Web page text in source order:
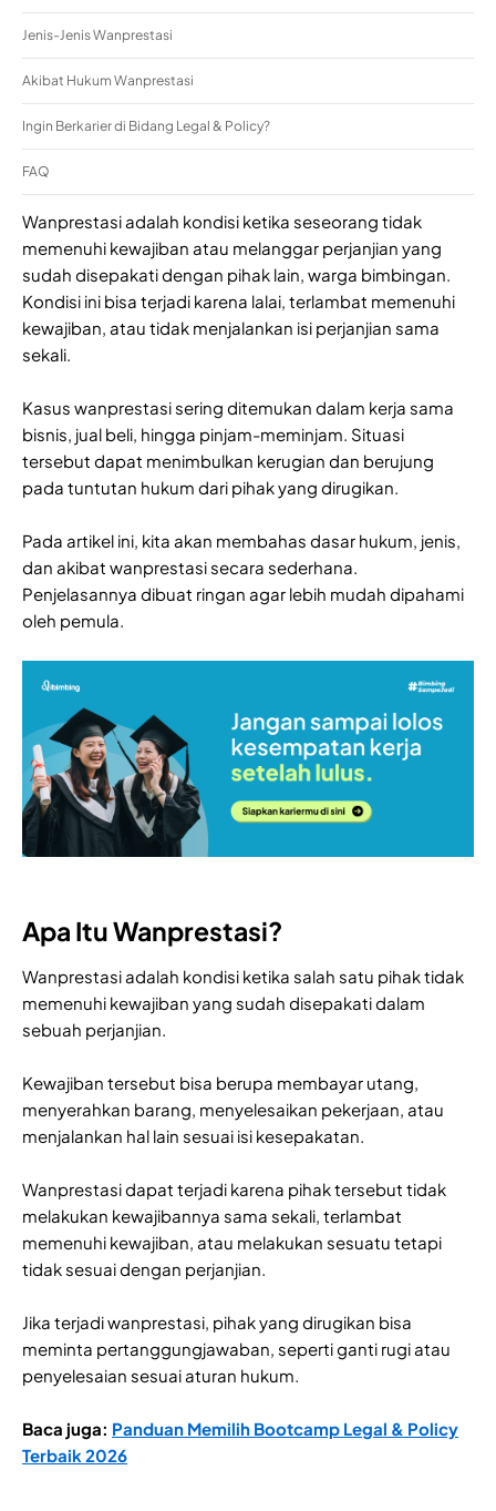
Jenis-Jenis Wanprestasi
Akibat Hukum Wanprestasi
Ingin Berkarier di Bidang Legal & Policy?
FAQ
Wanprestasi adalah kondisi ketika seseorang tidak
memenuhi kewajiban atau melanggar perjanjian yang
sudah disepakati dengan pihak lain, warga bimbingan.
Kondisi ini bisa terjadi karena lalai, terlambat memenuhi
kewajiban, atau tidak menjalankan isi perjanjian sama
sekali.
Kasus wanprestasi sering ditemukan dalam kerja sama
bisnis, jual beli, hingga pinjam-meminjam. Situasi
tersebut dapat menimbulkan kerugian dan berujung
pada tuntutan hukum dari pihak yang dirugikan.
Pada artikel ini, kita akan membahas dasar hukum, jenis,
dan akibat wanprestasi secara sederhana.
Penjelasannya dibuat ringan agar lebih mudah dipahami
oleh pemula.
Apa Itu Wanprestasi?
Wanprestasi adalah kondisi ketika salah satu pihak tidak
memenuhi kewajiban yang sudah disepakati dalam
sebuah perjanjian.
Kewajiban tersebut bisa berupa membayar utang,
menyerahkan barang, menyelesaikan pekerjaan, atau
menjalankan hal lain sesuai isi kesepakatan.
Wanprestasi dapat terjadi karena pihak tersebut tidak
melakukan kewajibannya sama sekali, terlambat
memenuhi kewajiban, atau melakukan sesuatu tetapi
tidak sesuai dengan perjanjian.
Jika terjadi wanprestasi, pihak yang dirugikan bisa
meminta pertanggungjawaban, seperti ganti rugi atau
penyelesaian sesuai aturan hukum.
Baca juga: Panduan Memilih Bootcamp Legal & Policy
Terbaik 2026